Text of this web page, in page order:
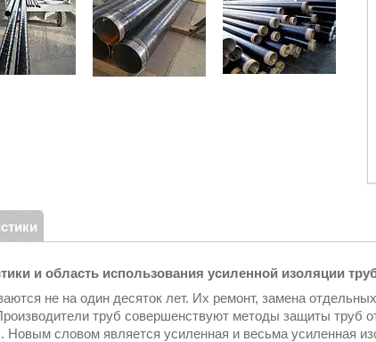
и область использования усиленной изоляции
не на один десяток лет. Их ремонт, замена
труб совершенствуют методы защиты труб
словом является усиленная и весьма усиленная